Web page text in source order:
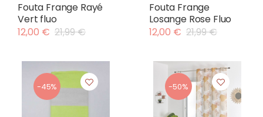
Fouta Frange Rayé
Vert fluo
12,00 € 21,99 €
Fouta Frange
Losange Rose Fluo
12,00 € 21,99 €
-45% -50%